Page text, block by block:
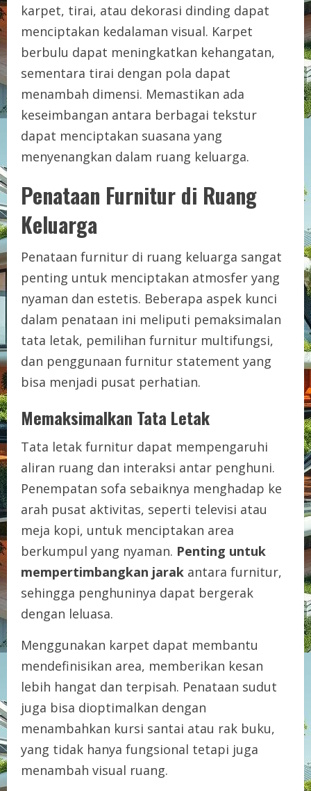
karpet, tirai, atau dekorasi dinding dapat
menciptakan kedalaman visual. Karpet
berbulu dapat meningkatkan kehangatan,
sementara tirai dengan pola dapat
menambah dimensi. Memastikan ada
keseimbangan antara berbagai tekstur
dapat menciptakan suasana yang
menyenangkan dalam ruang keluarga.
Penataan Furnitur di Ruang
Keluarga
Penataan furnitur di ruang keluarga sangat
penting untuk menciptakan atmosfer yang
nyaman dan estetis. Beberapa aspek kunci
dalam penataan ini meliputi pemaksimalan
tata letak, pemilihan furnitur multifungsi,
dan penggunaan furnitur statement yang
bisa menjadi pusat perhatian.
Memaksimalkan Tata Letak
Tata letak furnitur dapat mempengaruhi
aliran ruang dan interaksi antar penghuni.
Penempatan sofa sebaiknya menghadap ke
arah pusat aktivitas, seperti televisi atau
meja kopi, untuk menciptakan area
berkumpul yang nyaman. Penting untuk
mempertimbangkan jarak antara furnitur,
sehingga penghuninya dapat bergerak
dengan leluasa.
Menggunakan karpet dapat membantu
mendefinisikan area, memberikan kesan
lebih hangat dan terpisah. Penataan sudut
juga bisa dioptimalkan dengan
menambahkan kursi santai atau rak buku,
yang tidak hanya fungsional tetapi juga
menambah visual ruang.